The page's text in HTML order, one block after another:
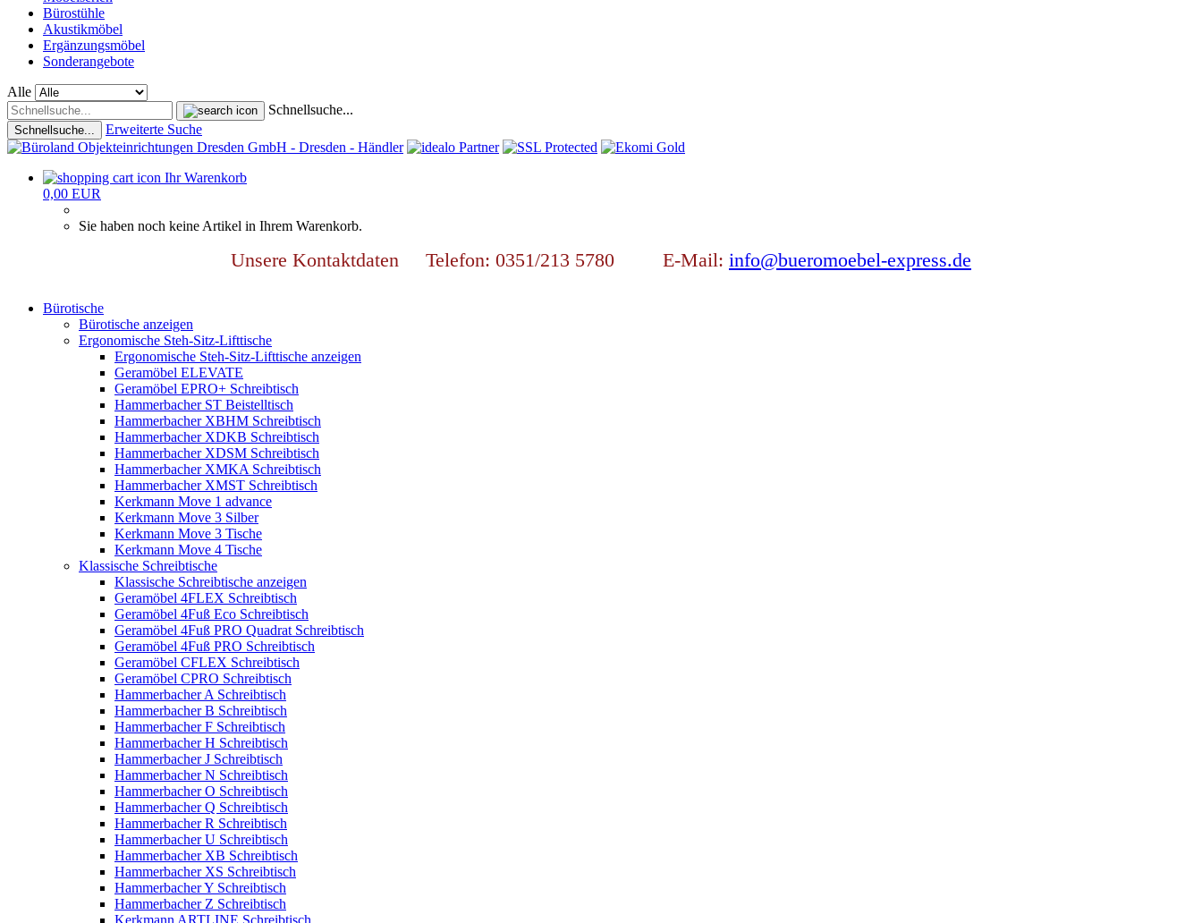
Bürostühle
Akustikmöbel
Ergänzungsmöbel
Sonderangebote
Alle
Schnellsuche...
Schnellsuche... Erweiterte Suche
Ihr Warenkorb
0,00 EUR
Sie haben noch keine Artikel in Ihrem Warenkorb.
Unsere Kontaktdaten Telefon: 0351/213 5780 E-Mail: info@bueromoebel-express.de
Bürotische
Bürotische anzeigen
Ergonomische Steh-Sitz-Lifttische
Ergonomische Steh-Sitz-Lifttische anzeigen
Geramöbel ELEVATE
Geramöbel EPRO+ Schreibtisch
Hammerbacher ST Beistelltisch
Hammerbacher XBHM Schreibtisch
Hammerbacher XDKB Schreibtisch
Hammerbacher XDSM Schreibtisch
Hammerbacher XMKA Schreibtisch
Hammerbacher XMST Schreibtisch
Kerkmann Move 1 advance
Kerkmann Move 3 Silber
Kerkmann Move 3 Tische
Kerkmann Move 4 Tische
Klassische Schreibtische
Klassische Schreibtische anzeigen
Geramöbel 4FLEX Schreibtisch
Geramöbel 4Fuß Eco Schreibtisch
Geramöbel 4Fuß PRO Quadrat Schreibtisch
Geramöbel 4Fuß PRO Schreibtisch
Geramöbel CFLEX Schreibtisch
Geramöbel CPRO Schreibtisch
Hammerbacher A Schreibtisch
Hammerbacher B Schreibtisch
Hammerbacher F Schreibtisch
Hammerbacher H Schreibtisch
Hammerbacher J Schreibtisch
Hammerbacher N Schreibtisch
Hammerbacher O Schreibtisch
Hammerbacher Q Schreibtisch
Hammerbacher R Schreibtisch
Hammerbacher U Schreibtisch
Hammerbacher XB Schreibtisch
Hammerbacher XS Schreibtisch
Hammerbacher Y Schreibtisch
Hammerbacher Z Schreibtisch
Kerkmann ARTLINE Schreibtisch